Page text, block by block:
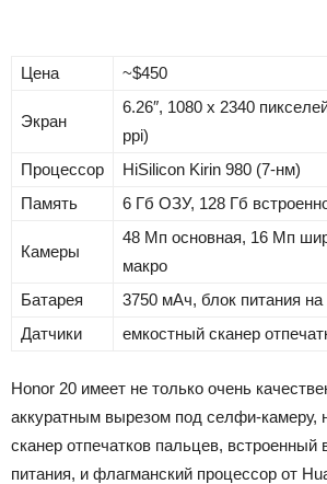
Цена ~$450
Экран
6.26″, 1080 x 2340
ppi)
Процессор
HiSilicon Kirin 980 (7-нм)
Память
6 Гб ОЗУ, 128 Гб
Камеры
48 Мп основная, 16 Мп
макро
Батарея
3750 мАч, блок питания на
Датчики
емкостный сканер
Honor 20 имеет не только очень
аккуратным вырезом под селфи-камеру,
сканер отпечатков пальцев,
питания, и флагманский процессор от